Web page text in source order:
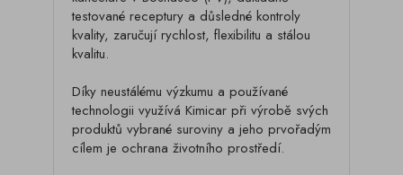
testované receptury a důsledné kontroly
kvality, zaručují rychlost, flexibilitu a stálou
kvalitu.
Díky neustálému výzkumu a používané
technologii využívá Kimicar při výrobě svých
produktů vybrané suroviny a jeho prvořadým
cílem je ochrana životního prostředí.